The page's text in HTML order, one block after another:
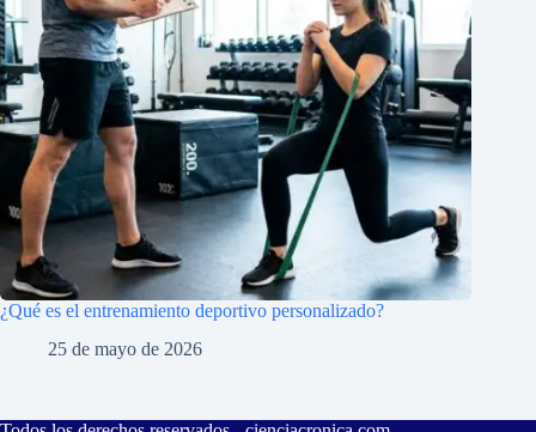
¿Qué es el entrenamiento deportivo personalizado?
25 de mayo de 2026